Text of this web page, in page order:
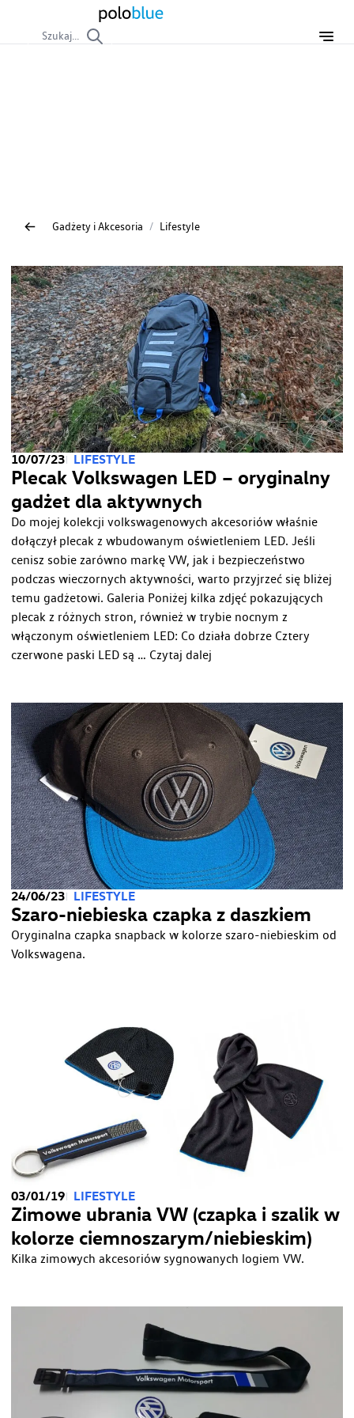
Szukaj...
Gadżety i Akcesoria / Lifestyle
10/07/23 LIFESTYLE
Plecak Volkswagen LED – oryginalny
gadżet dla aktywnych
Do mojej kolekcji volkswagenowych akcesoriów właśnie
dołączył plecak z wbudowanym oświetleniem LED. Jeśli
cenisz sobie zarówno markę VW, jak i bezpieczeństwo
podczas wieczornych aktywności, warto przyjrzeć się bliżej
temu gadżetowi. Galeria Poniżej kilka zdjęć pokazujących
plecak z różnych stron, również w trybie nocnym z
włączonym oświetleniem LED: Co działa dobrze Cztery
czerwone paski LED są … Czytaj dalej
–
oryginalny
gadżet
dla
aktywnych”
24/06/23 LIFESTYLE
Szaro-niebieska czapka z daszkiem
Oryginalna czapka snapback w kolorze szaro-niebieskim od
Volkswagena.
03/01/19 LIFESTYLE
Zimowe ubrania VW (czapka i szalik w
kolorze ciemnoszarym/niebieskim)
Kilka zimowych akcesoriów sygnowanych logiem VW.